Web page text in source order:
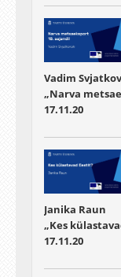
Vadim
„Narva
17.11.20
Janika Raun
„Kes
17.11.20